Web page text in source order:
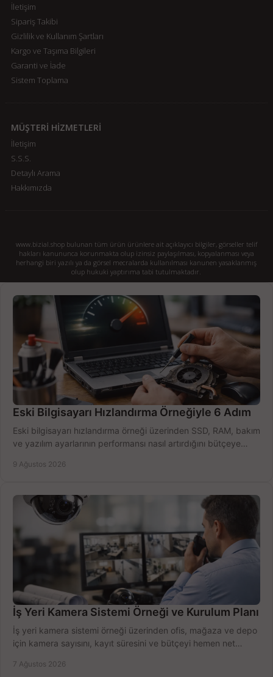
İletişim
Sipariş Takibi
Gizlilik ve Kullanım Şartları
Kargo ve Taşıma Bilgileri
Garanti ve İade
Sistem Toplama
MÜŞTERİ HİZMETLERİ
İletişim
S.S.S.
Detaylı Arama
Hakkımızda
www.bizial.shop bulunan tüm ürün ürünlere ait açıklayıcı bilgiler, görseller telif
hakları kanununca korunmakta olup izinsiz paylaşılması, kopyalanması veya
herhangi biri yazılı ya da görsel mecralarda kullanılması kanunen yasaklanmış
olup hukuki yaptırıma tabi tutulmaktadır.
Eski Bilgisayarı Hızlandırma Örneğiyle 6 Adım
Eski bilgisayarı hızlandırma örneği üzerinden SSD, RAM, bakım
ve yazılım ayarlarının performansı nasıl artırdığını bütçeye
9 Ağustos 2026
İş Yeri Kamera Sistemi Örneği ve Kurulum Planı
İş yeri kamera sistemi örneği üzerinden ofis, mağaza ve depo
için kamera sayısını, kayıt süresini ve bütçeyi hemen net
7 Ağustos 2026